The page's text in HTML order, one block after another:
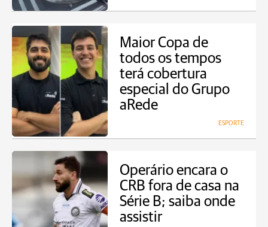
Maior Copa de
todos os tempos
terá cobertura
especial do Grupo
aRede
ESPORTE
Operário encara o
CRB fora de casa na
Série B; saiba onde
assistir